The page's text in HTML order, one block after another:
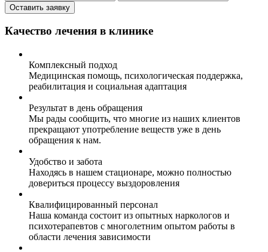
Оставить заявку
Качество лечения в клинике
Комплексный подход
Медицинская помощь, психологическая поддержка,
реабилитация и социальная адаптация
Результат в день обращения
Мы рады сообщить, что многие из наших клиентов
прекращают употребление веществ уже в день
обращения к нам.
Удобство и забота
Находясь в нашем стационаре, можно полностью
довериться процессу выздоровления
Квалифицированный персонал
Наша команда состоит из опытных наркологов и
психотерапевтов с многолетним опытом работы в
области лечения зависимости